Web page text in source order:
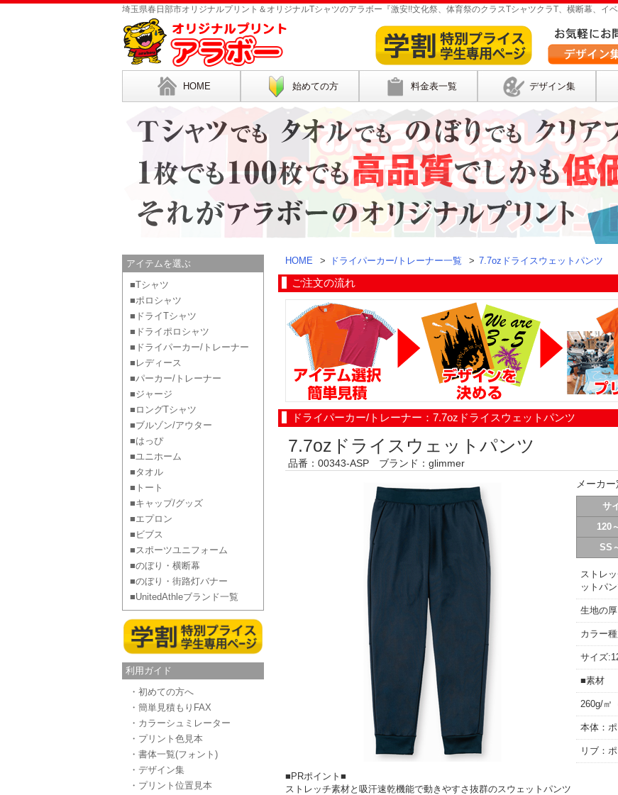
埼玉県春日部市オリジナルプリント＆オリジナルTシャツのアラボー『激安!!文化祭、体育祭のクラスTシャツクラT、横断幕、イ
HOME 始めての方 料金表一覧 デザイン集
アイテムを選ぶ
■Tシャツ
■ポロシャツ
■ドライTシャツ
■ドライポロシャツ
■ドライパーカー/トレーナー
■レディース
■パーカー/トレーナー
■ジャージ
■ロングTシャツ
■ブルゾン/アウター
■はっぴ
■ユニホーム
■タオル
■トート
■キャップ/グッズ
■エプロン
■ビブス
■スポーツユニフォーム
■のぼり・横断幕
■のぼり・街路灯バナー
■UnitedAthleブランド一覧
利用ガイド
・初めての方へ
・簡単見積もりFAX
・カラーシュミレーター
・プリント色見本
・書体一覧(フォント)
・デザイン集
・プリント位置見本
HOME > ドライパーカー/トレーナー一覧 > 7.7ozドライスウェットパンツ
ご注文の流れ
ドライパーカー/トレーナー：7.7ozドライスウェットパンツ
7.7ozドライスウェットパンツ
品番：00343-ASP ブランド：glimmer
メーカ
サ
120
SS
ストレ
ットパ
生地の
カラー
サイズ
■素材
260g/㎡
本体：
リブ：
■PRポイント■
ストレッチ素材と吸汗速乾機能で動きやすさ抜群のスウェットパンツ